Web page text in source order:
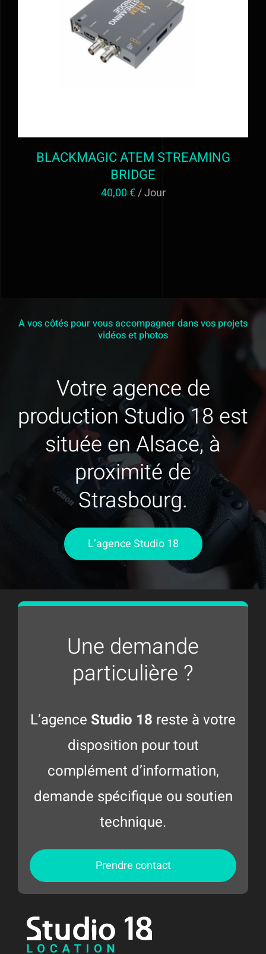
AJOUTER AU PANIER DÉTAILS
BLACKMAGIC ATEM STREAMING
BRIDGE
40,00€/ Jour
A vos côtés pour vous accompagner dans vos projets
vidéos et photos
Votre agence de
production Studio 18 est
située en Alsace, à
proximité de
Strasbourg.
L’agence Studio 18
Une demande
particulière ?
L’agence Studio 18 reste à votre
disposition pour tout
complément d’information,
demande spécifique ou soutien
technique.
Prendre contact